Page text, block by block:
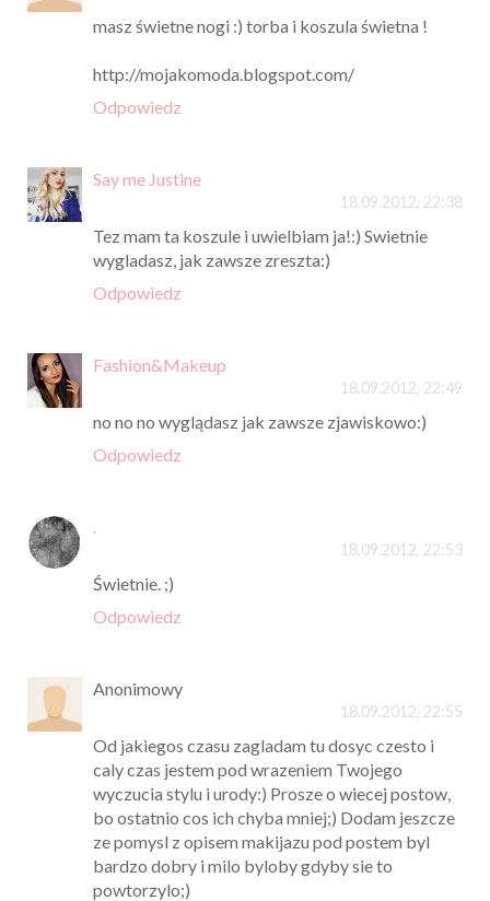
masz świetne nogi :) torba i koszula świetna !
http://mojakomoda.blogspot.com/
Odpowiedz
Say me Justine
18.09.2012, 22:38
Tez mam ta koszule i uwielbiam ja!:) Swietnie
wygladasz, jak zawsze zreszta:)
Odpowiedz
Fashion&Makeup
18.09.2012, 22:49
no no no wyglądasz jak zawsze zjawiskowo:)
Odpowiedz
.
18.09.2012, 22:53
Świetnie. ;)
Odpowiedz
Anonimowy
18.09.2012, 22:55
Od jakiegos czasu zagladam tu dosyc czesto i
caly czas jestem pod wrazeniem Twojego
wyczucia stylu i urody:) Prosze o wiecej postow,
bo ostatnio cos ich chyba mniej;) Dodam jeszcze
ze pomysl z opisem makijazu pod postem byl
bardzo dobry i milo byloby gdyby sie to
powtorzylo;)